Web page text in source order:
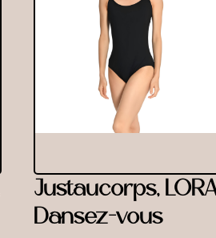
Justaucorps,
Dansez-vous